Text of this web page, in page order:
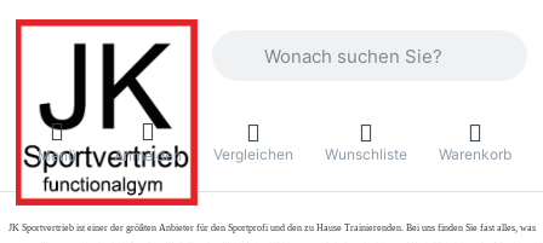
Menü Anmelden Vergleichen Wunschliste Warenkorb
JK Sportvertrieb ist einer der größten Anbieter für den Sportprofi und den zu Hause Trainierenden. Bei uns finden Sie fast alles, was